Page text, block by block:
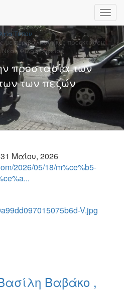
Τύπου
περιβαλλοντικές προεκτάσεις
Νέας Φιλαδέλφειας
προστασία των
των πεζών
Μαΐου, 2026
2026/05/18/m%ce%b5-
V.jpg
Βαβάκο ,